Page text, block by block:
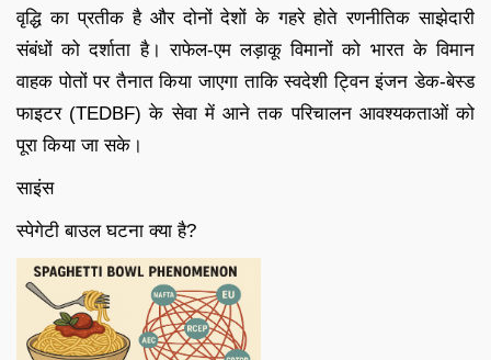
वृद्धि का प्रतीक है और दोनों देशों के गहरे होते रणनीतिक साझेदारी
संबंधों को दर्शाता है। राफेल-एम लड़ाकू विमानों को भारत के विमान
वाहक पोतों पर तैनात किया जाएगा ताकि स्वदेशी ट्विन इंजन डेक-बेस्ड
फाइटर (TEDBF) के सेवा में आने तक परिचालन आवश्यकताओं को
पूरा किया जा सके।
साइंस
स्पेगेटी बाउल घटना क्या है?